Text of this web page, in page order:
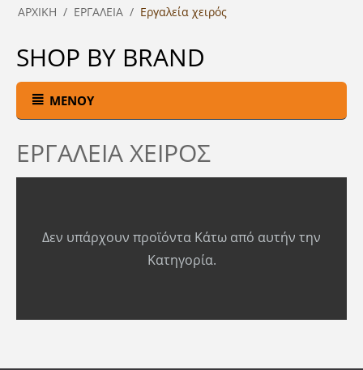
ΑΡΧΙΚΉ / ΕΡΓΑΛΕΙΑ / Εργαλεία χειρός
SHOP BY BRAND
ΜΕΝΟΎ
ΕΡΓΑΛΕΊΑ ΧΕΙΡΌΣ
Δεν υπάρχουν προϊόντα Κάτω από αυτήν την
Κατηγορία.